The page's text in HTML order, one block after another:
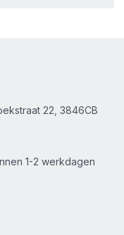
22, 3846CB
1-2 werkdagen